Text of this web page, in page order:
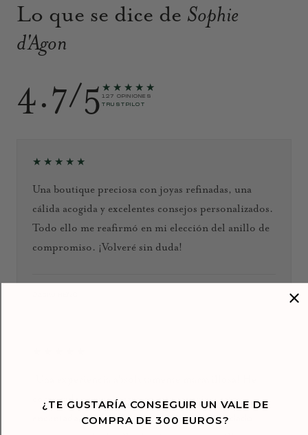
Lo que se dice de Sophie
d'Agon
4.7/5 ★★★★★
127 OPINIONES
TRUSTPILOT
★★★★★
Una boutique preciosa con joyas refinadas, una
cálida acogida y excelentes consejos personalizados.
Todo ello me reafirmó en mi elección del anillo de
compromiso. ¡Volveré sin duda!
comprado varias piezas en esta joyería y estoy
encantada con la calidad, el diseño y el cuidado
¿TE GUSTARÍA CONSEGUIR UN VALE DE
COMPRA DE 300 EUROS?